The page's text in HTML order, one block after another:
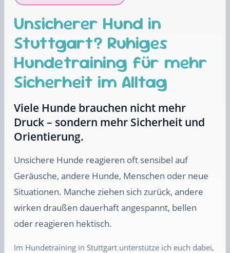
Unsicherer Hund in
Stuttgart? Ruhiges
Hundetraining für mehr
Sicherheit im Alltag
Viele Hunde brauchen nicht mehr
Druck – sondern mehr Sicherheit und
Orientierung.
Unsichere Hunde reagieren oft sensibel auf
Geräusche, andere Hunde, Menschen oder neue
Situationen. Manche ziehen sich zurück, andere
wirken draußen dauerhaft angespannt, bellen
oder reagieren hektisch.
Im Hundetraining in Stuttgart unterstütze ich euch dabei,